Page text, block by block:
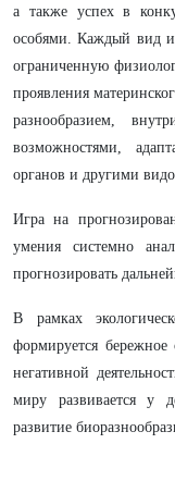
а также успех в
особями. Каждый вид
ограниченную
проявления
разнообразием,
возможностями,
органов и другими
Игра на
умения системно
прогнозировать
В рамках
формируется
негативной
миру развивается у
развитие